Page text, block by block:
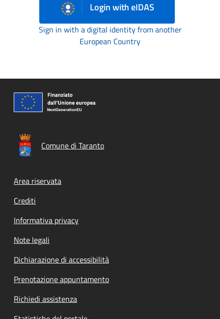
Login with eIDAS
Sign in with a digital identity from another
European Country
Comune di Taranto
Footer menu
Area riservata
Crediti
Informativa privacy
Note legali
Dichiarazione di accessibilità
Prenotazione appuntamento
Richiedi assistenza